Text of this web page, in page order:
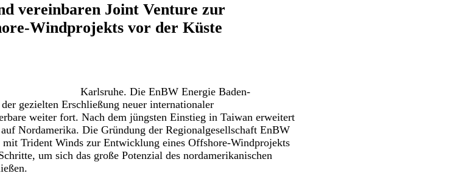
vereinbaren Joint Venture zur
Windprojekts vor der Küste
Karlsruhe. Die EnBW Energie Baden-
gezielten Erschließung neuer internationaler
weiter fort. Nach dem jüngsten Einstieg in Taiwan erweitert
Nordamerika. Die Gründung der Regionalgesellschaft EnBW
Trident Winds zur Entwicklung eines Offshore-Windprojekts
um sich das große Potenzial des nordamerikanischen